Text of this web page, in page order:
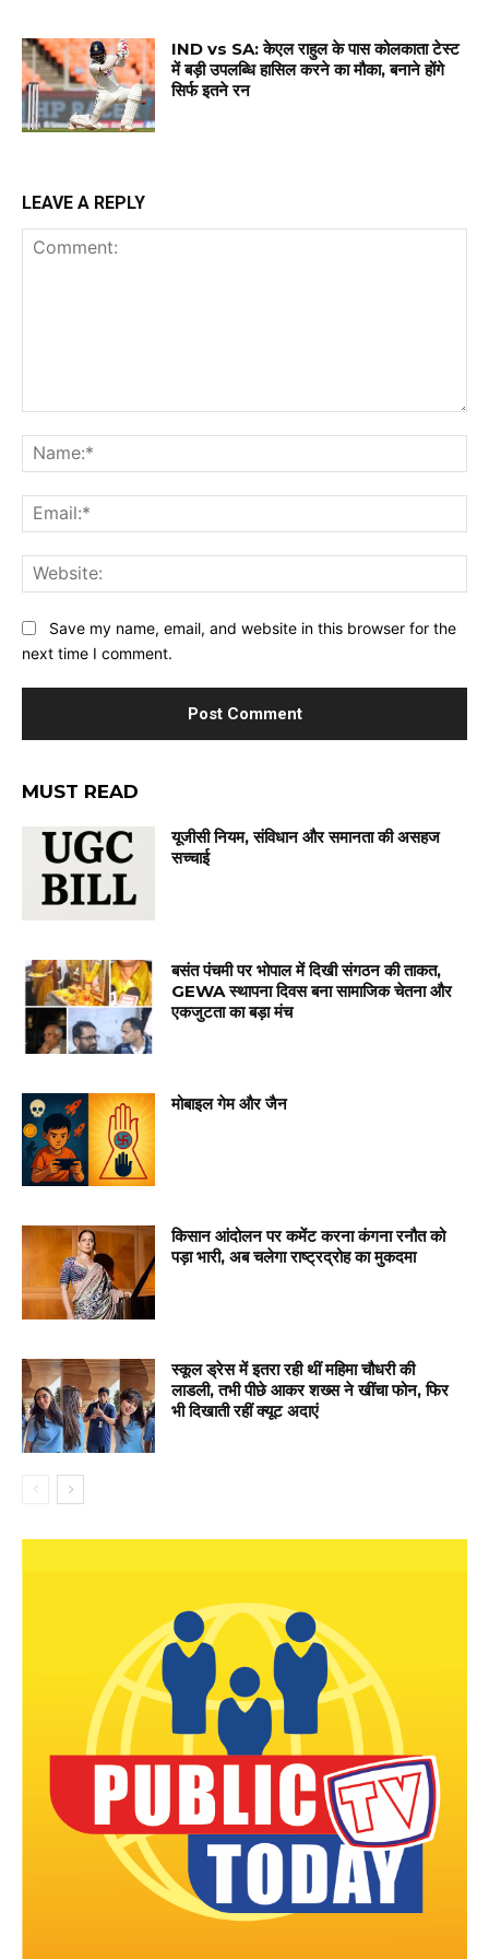
IND vs SA: केएल राहुल के पास कोलकाता टेस्ट
में बड़ी उपलब्धि हासिल करने का मौका, बनाने होंगे
सिर्फ इतने रन
LEAVE A REPLY
Save my name, email, and website in this browser for the
next time I comment.
MUST READ
यूजीसी नियम, संविधान और समानता की असहज
सच्चाई
बसंत पंचमी पर भोपाल में दिखी संगठन की ताकत,
GEWA स्थापना दिवस बना सामाजिक चेतना और
एकजुटता का बड़ा मंच
मोबाइल गेम और जैन
किसान आंदोलन पर कमेंट करना कंगना रनौत को
पड़ा भारी, अब चलेगा राष्ट्रद्रोह का मुकदमा
स्कूल ड्रेस में इतरा रही थीं महिमा चौधरी की
लाडली, तभी पीछे आकर शख्स ने खींचा फोन, फिर
भी दिखाती रहीं क्यूट अदाएं